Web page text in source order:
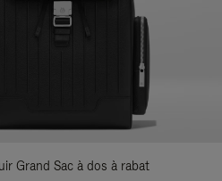
Grand Sac à dos à rabat